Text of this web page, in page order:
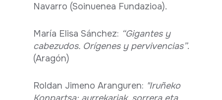
Navarro (Soinuenea Fundazioa).
María Elisa Sánchez: “Gigantes y
cabezudos. Orígenes y pervivencias”.
(Aragón)
Roldan Jimeno Aranguren: "Iruñeko